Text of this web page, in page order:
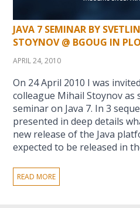
JAVA 7 SEMINAR BY
STOYNOV @ BGOUG IN
APRIL 24, 2010
On 24 April 2010 I was
colleague Mihail Stoynov as
seminar on Java 7. In 3
presented in deep details
new release of the Java
expected to be released in
READ MORE